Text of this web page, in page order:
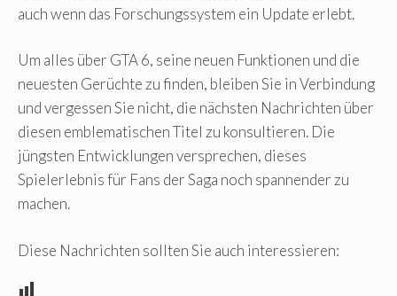
auch wenn das Forschungssystem ein Update erlebt.
Um alles über GTA 6, seine neuen Funktionen und die
neuesten Gerüchte zu finden, bleiben Sie in Verbindung
und vergessen Sie nicht, die nächsten Nachrichten über
diesen emblematischen Titel zu konsultieren. Die
jüngsten Entwicklungen versprechen, dieses
Spielerlebnis für Fans der Saga noch spannender zu
machen.
Diese Nachrichten sollten Sie auch interessieren: